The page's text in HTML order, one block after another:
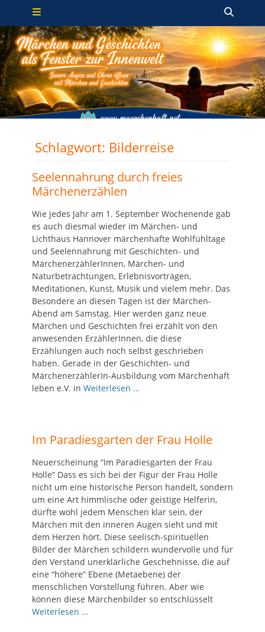
Zum
springen
Primäres Menü
Schlagwort: Bilderreise
Seelennahrung durch freies
Märchenerzählen
Wie jedes Jahr am 1. September Wochenende gab
es auch diesmal wieder im Märchen- und
Lichthaus Hannover märchenhafte Wohlfühltage
und Seelennahrung mit Geschichten- und
MärchenerzählerInnen, Märchen- und
Naturbetrachtungen, Erlebnisvorträgen,
Meditationen, Kunst, Musik und vielem mehr. Das
Besondere an diesen Tagen ist der Märchen-
Abend am Samstag. Hier werden ganz neue
Märchen und Geschichten frei erzählt von den
anwesenden ErzählerInnen, die diese
Erzählungen auch noch selbst geschrieben
haben. Gerade in der Geschichten- und
MärchenerzählerIn-Ausbildung vom Märchenhaft
leben e.V. in Weiterlesen …
Im Paradiesgarten der Frau Holle
Neuerscheinung “Im Paradiesgarten der Frau
Holle” Dass es sich bei der Figur der Frau Holle
nicht um eine historische Person handelt, sondern
um eine Art himmlische oder geistige Helferin,
dürfte wohl jedem Menschen klar sein, der
Märchen mit den inneren Augen sieht und mit
dem Herzen hört. Diese seelisch-spirituellen
Bilder der Märchen schildern wundervolle und für
den Verstand unerklärliche Geschehnisse, die auf
eine “höhere” Ebene (Metaebene) der
menschlichen Vorstellung führen. Aber wie
können diese Märchenbilder so entschlüsselt
Weiterlesen …